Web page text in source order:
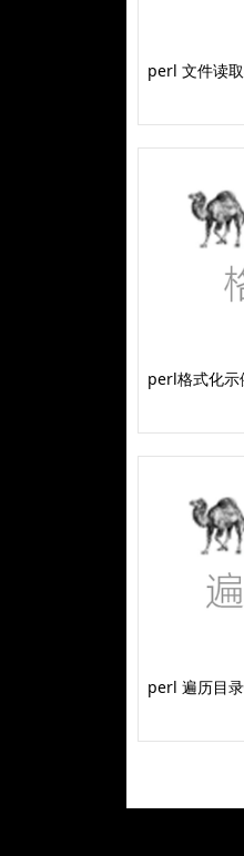
perl 文件读
perl格式化示
perl 遍历目